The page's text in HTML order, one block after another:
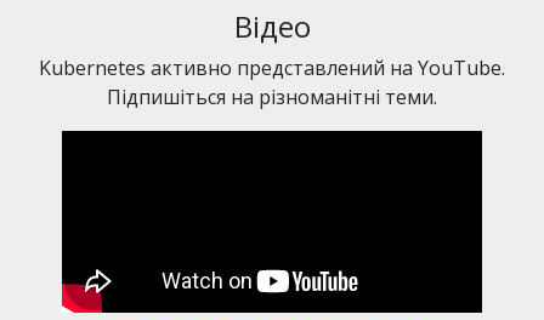
Відео
Kubernetes активно представлений на YouTube.
Підпишіться на різноманітні теми.